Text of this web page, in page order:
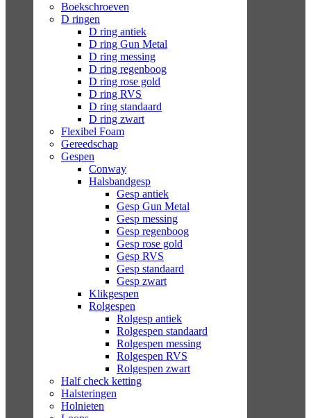
Boekschroeven
D ringen
D ring antiek
D ring Gun Metal
D ring messing
D ring regenboog
D ring rose gold
D ring RVS
D ring standaard
D ring zwart
Flexibel Foam
Gereedschap
Gespen
Conway
Halsbandgesp
Gesp antiek
Gesp Gun Metal
Gesp messing
Gesp regenboog
Gesp rose gold
Gesp RVS
Gesp standaard
Gesp zwart
Klikgespen
Rolgespen
Rolgesp antiek
Rolgespen standaard
Rolgespen messing
Rolgespen RVS
Rolgespen zwart
Half check ketting
Halsteringen
Holnieten